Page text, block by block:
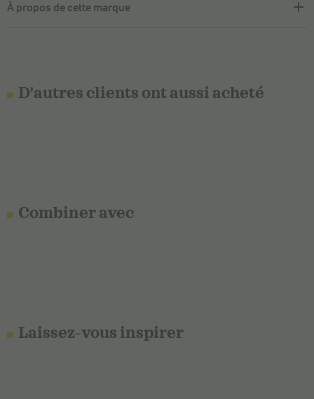
À propos de cette marque
D'autres clients ont aussi acheté
Combiner avec
Laissez-vous inspirer